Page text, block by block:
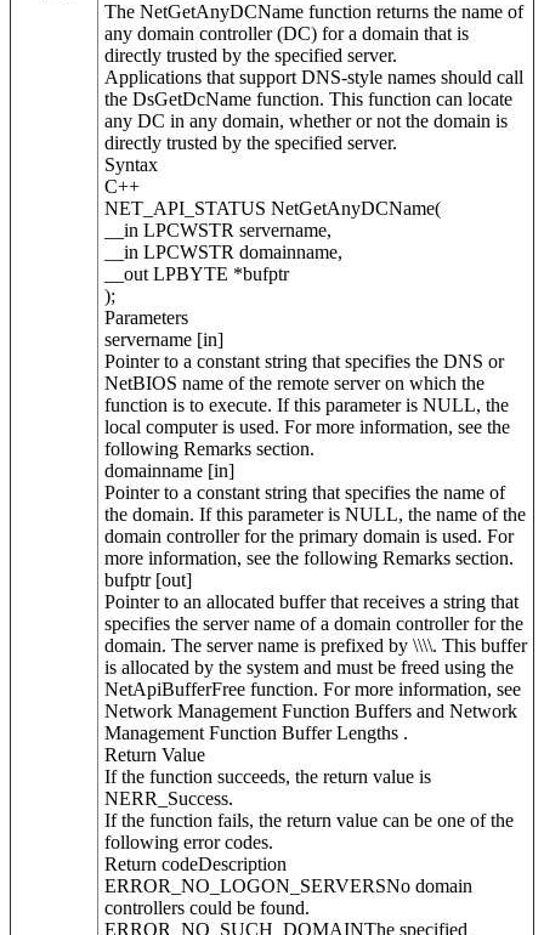
The NetGetAnyDCName function returns the name of
any domain controller (DC) for a domain that is
directly trusted by the specified server.
Applications that support DNS-style names should call
the DsGetDcName function. This function can locate
any DC in any domain, whether or not the domain is
directly trusted by the specified server.
Syntax
C++
NET_API_STATUS NetGetAnyDCName(
__in LPCWSTR servername,
__in LPCWSTR domainname,
__out LPBYTE *bufptr
);
Parameters
servername [in]
Pointer to a constant string that specifies the DNS or
NetBIOS name of the remote server on which the
function is to execute. If this parameter is NULL, the
local computer is used. For more information, see the
following Remarks section.
domainname [in]
Pointer to a constant string that specifies the name of
the domain. If this parameter is NULL, the name of the
domain controller for the primary domain is used. For
more information, see the following Remarks section.
bufptr [out]
Pointer to an allocated buffer that receives a string that
specifies the server name of a domain controller for the
domain. The server name is prefixed by \\\\. This buffer
is allocated by the system and must be freed using the
NetApiBufferFree function. For more information, see
Network Management Function Buffers and Network
Management Function Buffer Lengths .
Return Value
If the function succeeds, the return value is
NERR_Success.
If the function fails, the return value can be one of the
following error codes.
Return codeDescription
ERROR_NO_LOGON_SERVERSNo domain
controllers could be found.
ERROR_NO_SUCH_DOMAINThe specified